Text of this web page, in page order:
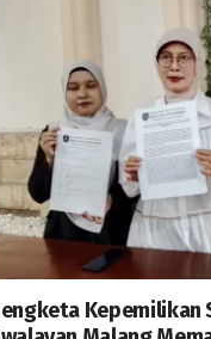
Kepemilikan